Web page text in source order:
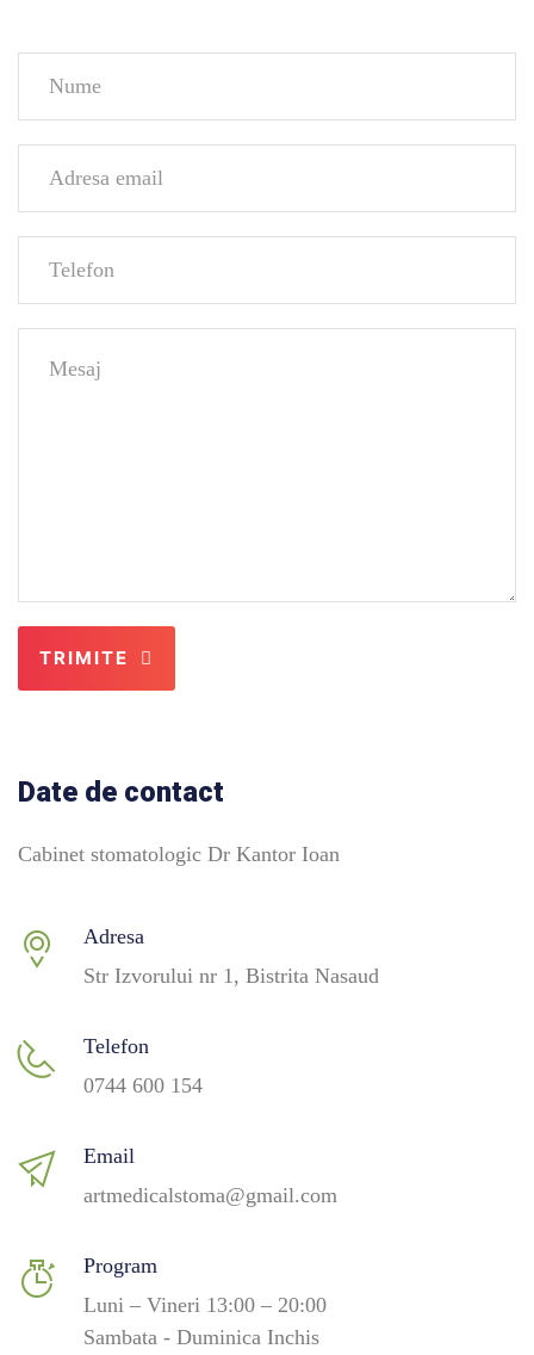
TRIMITE
Date de contact
Cabinet stomatologic Dr Kantor Ioan
Adresa
Str Izvorului nr 1, Bistrita Nasaud
Telefon
0744 600 154
Email
artmedicalstoma@gmail.com
Program
Luni – Vineri 13:00 – 20:00
Sambata - Duminica Inchis